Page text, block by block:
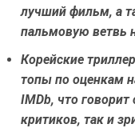
лучший фильм, а
пальмовую ветвь
Корейские
топы по оценкам
IMDb, что
критиков, так и